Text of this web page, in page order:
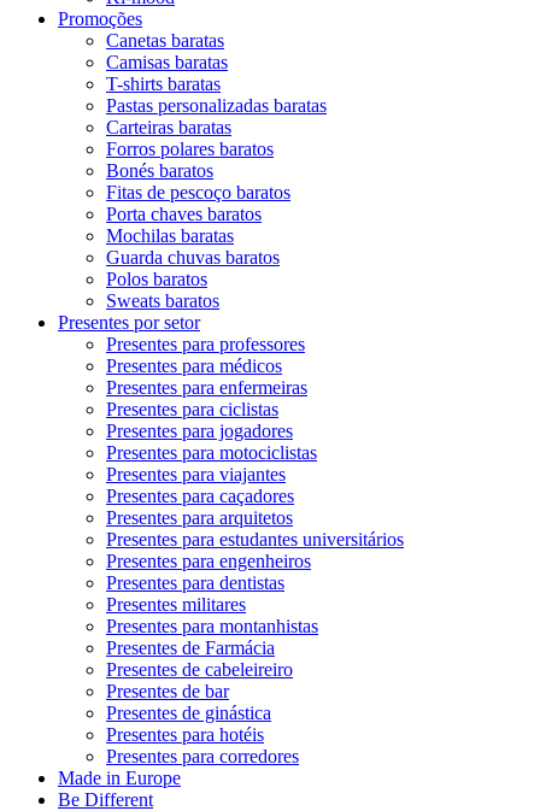
Promoções
Canetas baratas
Camisas baratas
T-shirts baratas
Pastas personalizadas baratas
Carteiras baratas
Forros polares baratos
Bonés baratos
Fitas de pescoço baratos
Porta chaves baratos
Mochilas baratas
Guarda chuvas baratos
Polos baratos
Sweats baratos
Presentes por setor
Presentes para professores
Presentes para médicos
Presentes para enfermeiras
Presentes para ciclistas
Presentes para jogadores
Presentes para motociclistas
Presentes para viajantes
Presentes para caçadores
Presentes para arquitetos
Presentes para estudantes universitários
Presentes para engenheiros
Presentes para dentistas
Presentes militares
Presentes para montanhistas
Presentes de Farmácia
Presentes de cabeleireiro
Presentes de bar
Presentes de ginástica
Presentes para hotéis
Presentes para corredores
Made in Europe
Be Different